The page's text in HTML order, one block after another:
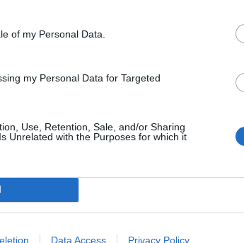
of my Personal Data.
my Personal Data for Targeted
Use, Retention, Sale, and/or Sharing
Unrelated with the Purposes for which it
Data Access Privacy Policy